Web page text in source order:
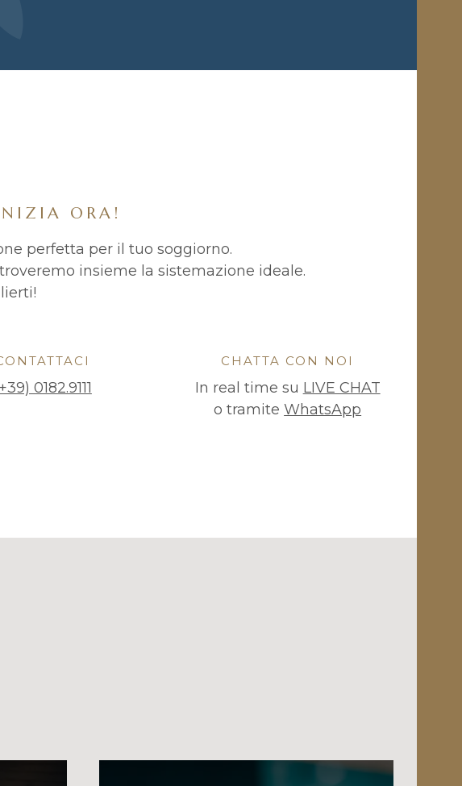
ORA!
perfetta per il tuo soggiorno.
insieme la sistemazione ideale.
0182.9111
CHATTA CON NOI
In real time su LIVE CHAT
o tramiteWhatsApp